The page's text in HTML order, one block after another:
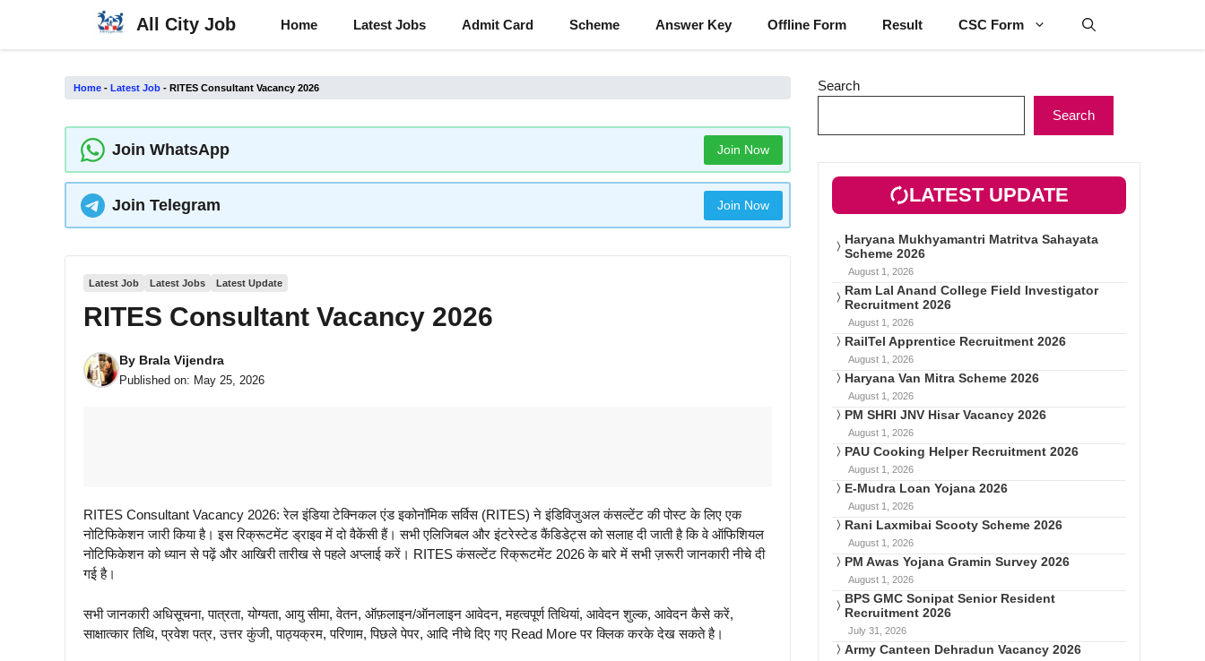
content
All City Job Home Latest Jobs Admit Card Scheme Answer Key Offline Form Result CSC Form
Home - Latest Job - RITES Consultant Vacancy 2026
Join WhatsApp Join Now
Join Telegram Join Now
Latest Job Latest Jobs Latest Update
RITES Consultant Vacancy 2026
By Brala Vijendra
Published on: May 25, 2026
RITES Consultant Vacancy 2026: रेल इंडिया टेक्निकल एंड इकोनॉमिक सर्विस (RITES) ने इंडिविजुअल कंसल्टेंट की पोस्ट के लिए एक
नोटिफिकेशन जारी किया है। इस रिक्रूटमेंट ड्राइव में दो वैकेंसी हैं। सभी एलिजिबल और इंटरेस्टेड कैंडिडेट्स को सलाह दी जाती है कि वे ऑफिशियल
नोटिफिकेशन को ध्यान से पढ़ें और आखिरी तारीख से पहले अप्लाई करें। RITES कंसल्टेंट रिक्रूटमेंट 2026 के बारे में सभी ज़रूरी जानकारी नीचे दी
गई है।
सभी जानकारी अधिसूचना, पात्रता, योग्यता, आयु सीमा, वेतन, ऑफ़लाइन/ऑनलाइन आवेदन, महत्वपूर्ण तिथियां, आवेदन शुल्क, आवेदन कैसे करें,
साक्षात्कार तिथि, प्रवेश पत्र, उत्तर कुंजी, पाठ्यक्रम, परिणाम, पिछले पेपर, आदि नीचे दिए गए Read More पर क्लिक करके देख सकते है।
Search
Search
LATEST UPDATE
Haryana Mukhyamantri Matritva Sahayata
Scheme 2026
August 1, 2026
Ram Lal Anand College Field Investigator
Recruitment 2026
August 1, 2026
RailTel Apprentice Recruitment 2026
August 1, 2026
Haryana Van Mitra Scheme 2026
August 1, 2026
PM SHRI JNV Hisar Vacancy 2026
August 1, 2026
PAU Cooking Helper Recruitment 2026
August 1, 2026
E-Mudra Loan Yojana 2026
August 1, 2026
Rani Laxmibai Scooty Scheme 2026
August 1, 2026
PM Awas Yojana Gramin Survey 2026
August 1, 2026
BPS GMC Sonipat Senior Resident
Recruitment 2026
July 31, 2026
Army Canteen Dehradun Vacancy 2026